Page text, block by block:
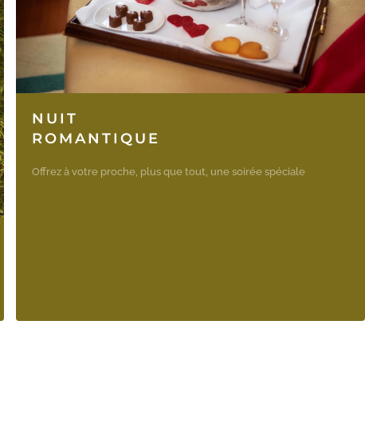
NUIT
ROMANTIQUE
Offrez à votre proche, plus que tout, une soirée spéciale